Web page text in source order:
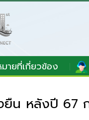
ายที่เกี่ยวข้อง
หลังปี 67 ก